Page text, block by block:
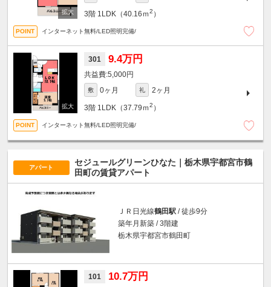
3階 1LDK（40.16ｍ2 ）
インターネット無料/LED照明完備/
301 9.4万円
5,000円
敷 0ヶ月 礼 2ヶ月
3階 1LDK（37.79ｍ2 ）
インターネット無料/LED照明完備/
アパート
セジュールグリーンひなた｜栃木県宇都宮市鶴
田町の賃貸アパート
ＪＲ日光線鶴田駅 / 徒歩9分
築年月新築 / 3階建
栃木県宇都宮市鶴田町
101 10.7万円